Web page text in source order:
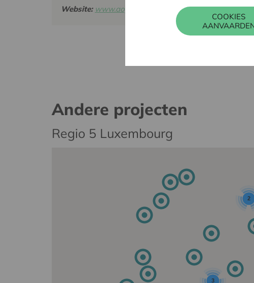
Website: www.aopda.be/
Andere projecten
Regio 5 Luxembourg
3
2
COOKIES